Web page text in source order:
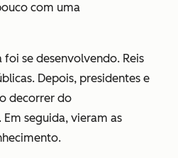
com uma
se desenvolvendo. Reis
Depois, presidentes e
decorrer do
seguida, vieram as